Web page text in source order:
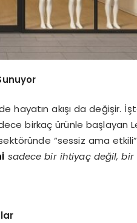
hayatın akışı da değişir.
birkaç ürünle başlayan
“sessiz ama
sadece bir ihtiyaç değil, bir